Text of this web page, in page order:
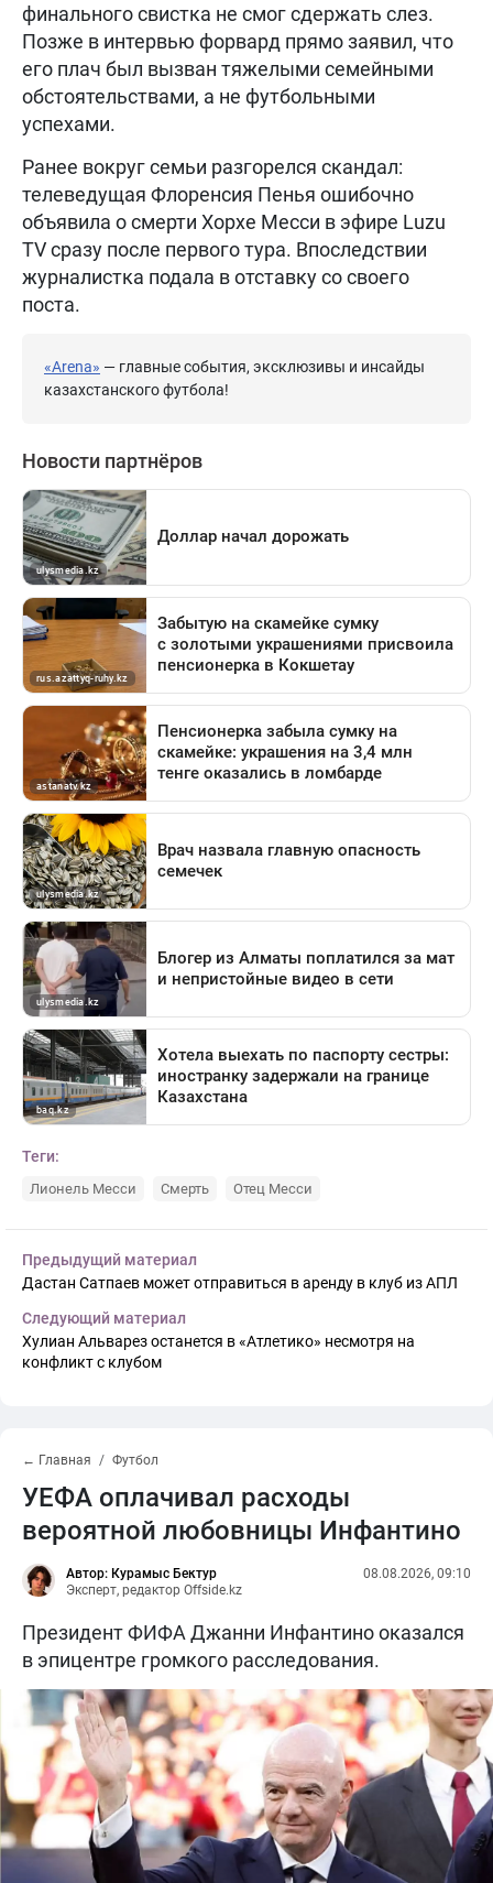
финального свистка не смог сдержать слез.
Позже в интервью форвард прямо заявил, что
его плач был вызван тяжелыми семейными
обстоятельствами, а не футбольными
успехами.
Ранее вокруг семьи разгорелся скандал:
телеведущая Флоренсия Пенья ошибочно
объявила о смерти Хорхе Месси в эфире Luzu
TV сразу после первого тура. Впоследствии
журналистка подала в отставку со своего
поста.
«Arena» — главные события, эксклюзивы и инсайды
казахстанского футбола!
Теги:
Лионель Месси Смерть Отец Месси
Предыдущий материал
Дастан Сатпаев может отправиться в аренду в клуб из АПЛ
Следующий материал
Хулиан Альварез останется в «Атлетико» несмотря на
конфликт с клубом
← Главная Футбол
УЕФА оплачивал расходы
вероятной любовницы Инфантино
Автор: Курамыс Бектур
Эксперт, редактор Offside.kz
08.08.2026, 09:10
Президент ФИФА Джанни Инфантино оказался
в эпицентре громкого расследования.